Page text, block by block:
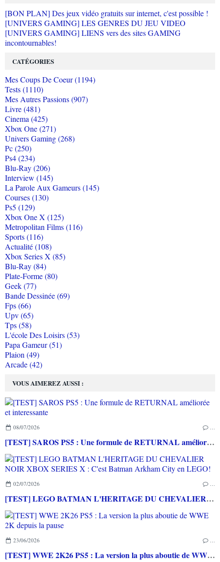
VOUS AIMEREZ AUSSI :
08/07/2026 …
[TEST] SAROS PS5 : Une formule de RETURNAL améliorée et interessante
02/07/2026 …
[TEST] LEGO BATMAN L'HERITAGE DU CHEVALIER NOIR XBOX SERIES X : C'est Batman Arkham City en LEGO!
23/06/2026 …
[TEST] WWE 2K26 PS5 : La version la plus aboutie de WWE 2K depuis la pause
[BON PLAN] Des jeux vidéo gratuits sur internet, c'est possible !
[UNIVERS GAMING] LES GENRES DU JEU VIDEO
[UNIVERS GAMING] LIENS vers des sites GAMING
incontournables!
CATÉGORIES
Mes Coups De Coeur (1194)
Tests (1110)
Mes Autres Passions (907)
Livre (481)
Cinema (425)
Xbox One (271)
Univers Gaming (268)
Pc (250)
Ps4 (234)
Blu-Ray (206)
Interview (145)
La Parole Aux Gameurs (145)
Courses (130)
Ps5 (129)
Xbox One X (125)
Metropolitan Films (116)
Sports (116)
Actualité (108)
Xbox Series X (85)
Blu-Ray (84)
Plate-Forme (80)
Geek (77)
Bande Dessinée (69)
Fps (66)
Upv (65)
Tps (58)
L'école Des Loisirs (53)
Papa Gameur (51)
Plaion (49)
Arcade (42)